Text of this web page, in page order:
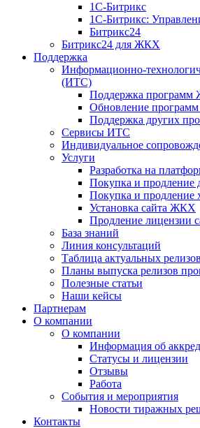
1С-Битрикс
1С-Битрикс:
Битрикс24
Битрикс24 для ЖКХ
Поддержка
Информационно-
(ИТС)
Поддержка
Обновление
Поддержка других
Сервисы ИТС
Индивидуальное
Услуги
Разработка на
Покупка и продление
Покупка и продление
Установка сайта ЖКХ
Продление лицензии
База знаний
Линия консультаций
Таблица актуальных релизов
Планы выпуска релизов
Полезные статьи
Наши кейсы
Партнерам
О компании
О компании
Информация об
Статусы и лицензии
Отзывы
Работа
События и мероприятия
Новости тиражных
Контакты